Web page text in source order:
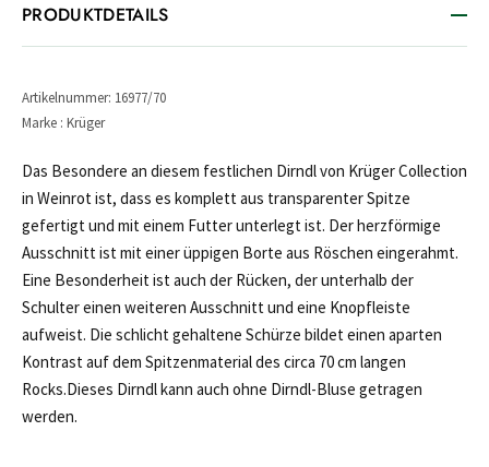
PRODUKTDETAILS
Artikelnummer: 16977/70
Marke : Krüger
Das Besondere an diesem festlichen Dirndl von Krüger Collection
in Weinrot ist, dass es komplett aus transparenter Spitze
gefertigt und mit einem Futter unterlegt ist. Der herzförmige
Ausschnitt ist mit einer üppigen Borte aus Röschen eingerahmt.
Eine Besonderheit ist auch der Rücken, der unterhalb der
Schulter einen weiteren Ausschnitt und eine Knopfleiste
aufweist. Die schlicht gehaltene Schürze bildet einen aparten
Kontrast auf dem Spitzenmaterial des circa 70 cm langen
Rocks.Dieses Dirndl kann auch ohne Dirndl-Bluse getragen
werden.